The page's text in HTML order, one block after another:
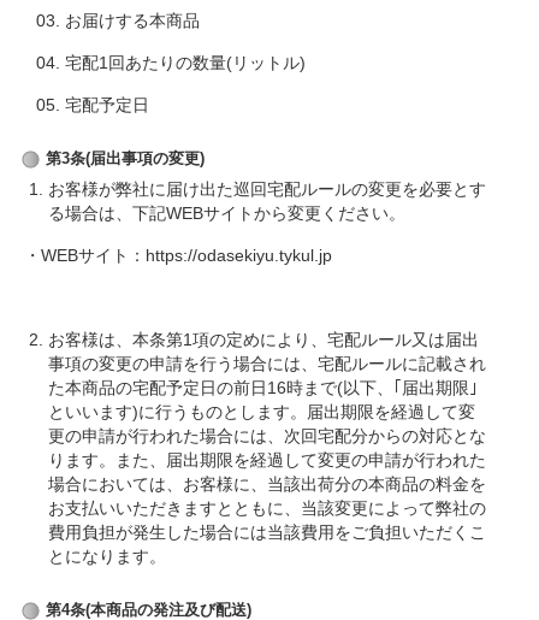
お届けする本商品
宅配1回あたりの数量(リットル)
宅配予定日
第3条(届出事項の変更)
お客様が弊社に届け出た巡回宅配ルールの変更を必要とす
る場合は、下記WEBサイトから変更ください。
・WEBサイト：https://odasekiyu.tykul.jp
お客様は、本条第1項の定めにより、宅配ルール又は届出
事項の変更の申請を行う場合には、宅配ルールに記載され
た本商品の宅配予定日の前日16時まで(以下、｢届出期限｣
といいます)に行うものとします。届出期限を経過して変
更の申請が行われた場合には、次回宅配分からの対応とな
ります。また、届出期限を経過して変更の申請が行われた
場合においては、お客様に、当該出荷分の本商品の料金を
お支払いいただきますとともに、当該変更によって弊社の
費用負担が発生した場合には当該費用をご負担いただくこ
とになります。
第4条(本商品の発注及び配送)